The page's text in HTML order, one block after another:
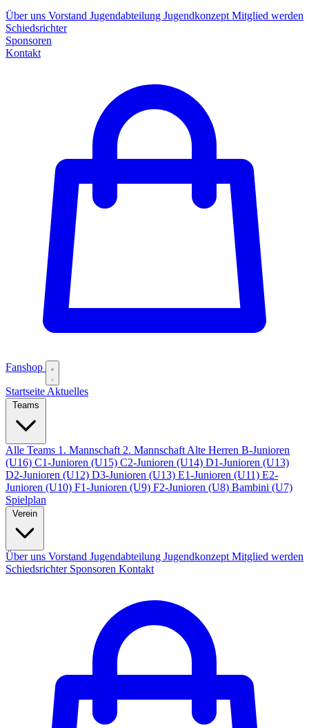
Über uns Vorstand Jugendabteilung Jugendkonzept Mitglied werden
Schiedsrichter
Sponsoren
Kontakt
Fanshop
Startseite Aktuelles
Alle Teams 1. Mannschaft 2. Mannschaft Alte Herren B-Junioren
(U16) C1-Junioren (U15) C2-Junioren (U14) D1-Junioren (U13)
D2-Junioren (U12) D3-Junioren (U13) E1-Junioren (U11) E2-
Junioren (U10) F1-Junioren (U9) F2-Junioren (U8) Bambini (U7)
Spielplan
Über uns Vorstand Jugendabteilung Jugendkonzept Mitglied werden
Schiedsrichter Sponsoren Kontakt